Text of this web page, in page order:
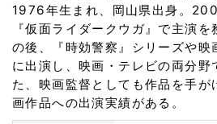
1976年生まれ、岡山県出身。
『仮面ライダークウガ』で主演
の後、『時効警察』シリーズや映
に出演し、映画・テレビの両分野
た、映画監督としても作品を手が
画作品への出演実績がある。